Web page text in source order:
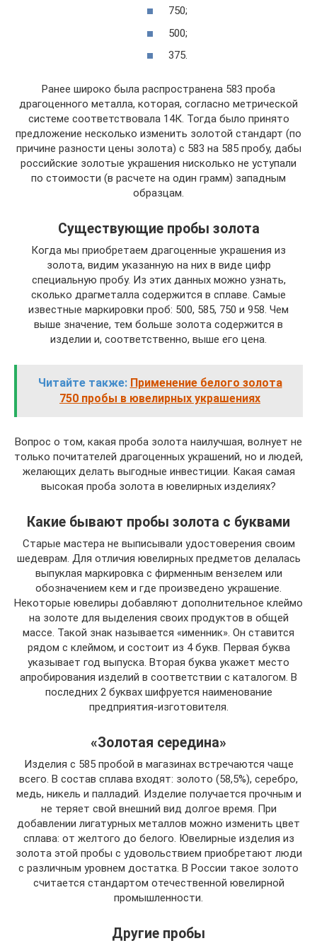
750;
500;
375.
Ранее широко была распространена 583 проба
драгоценного металла, которая, согласно метрической
системе соответствовала 14К. Тогда было принято
предложение несколько изменить золотой стандарт (по
причине разности цены золота) с 583 на 585 пробу, дабы
российские золотые украшения нисколько не уступали
по стоимости (в расчете на один грамм) западным
образцам.
Существующие пробы золота
Когда мы приобретаем драгоценные украшения из
золота, видим указанную на них в виде цифр
специальную пробу. Из этих данных можно узнать,
сколько драгметалла содержится в сплаве. Самые
известные маркировки проб: 500, 585, 750 и 958. Чем
выше значение, тем больше золота содержится в
изделии и, соответственно, выше его цена.
Читайте также: Применение белого золота
750 пробы в ювелирных украшениях
Вопрос о том, какая проба золота наилучшая, волнует не
только почитателей драгоценных украшений, но и людей,
желающих делать выгодные инвестиции. Какая самая
высокая проба золота в ювелирных изделиях?
Какие бывают пробы золота с буквами
Старые мастера не выписывали удостоверения своим
шедеврам. Для отличия ювелирных предметов делалась
выпуклая маркировка с фирменным вензелем или
обозначением кем и где произведено украшение.
Некоторые ювелиры добавляют дополнительное клеймо
на золоте для выделения своих продуктов в общей
массе. Такой знак называется «именник». Он ставится
рядом с клеймом, и состоит из 4 букв. Первая буква
указывает год выпуска. Вторая буква укажет место
апробирования изделий в соответствии с каталогом. В
последних 2 буквах шифруется наименование
предприятия-изготовителя.
«Золотая середина»
Изделия с 585 пробой в магазинах встречаются чаще
всего. В состав сплава входят: золото (58,5%), серебро,
медь, никель и палладий. Изделие получается прочным и
не теряет свой внешний вид долгое время. При
добавлении лигатурных металлов можно изменить цвет
сплава: от желтого до белого. Ювелирные изделия из
золота этой пробы с удовольствием приобретают люди
с различным уровнем достатка. В России такое золото
считается стандартом отечественной ювелирной
промышленности.
Другие пробы